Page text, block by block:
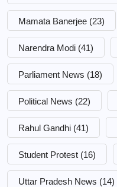
Mamata Banerjee (23)
Narendra Modi (41)
Parliament News (18)
Political News (22)
Rahul Gandhi (41)
Student Protest (16)
Uttar Pradesh News (14)